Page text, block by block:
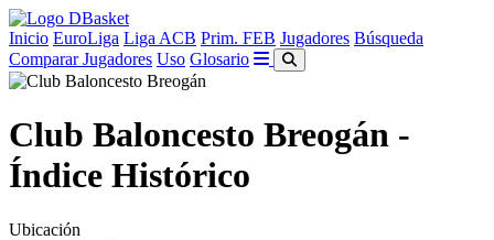
Inicio EuroLiga Liga ACB Prim. FEB Jugadores Búsqueda
Comparar Jugadores Uso Glosario
Club Baloncesto Breogán -
Índice Histórico
Ubicación